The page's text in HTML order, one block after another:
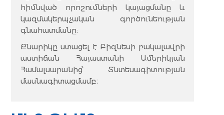
հիմնված որոշումների կայացմանը և
կազմակերպչական գործունեության
գնահատմանը:
Քնարիկը ստացել է Բիզնեսի բակալավրի
աստիճան Հայաստանի Ամերիկյան
Համալսարանից՝ Տնտեսագիտության
մասնագիտացմամբ։